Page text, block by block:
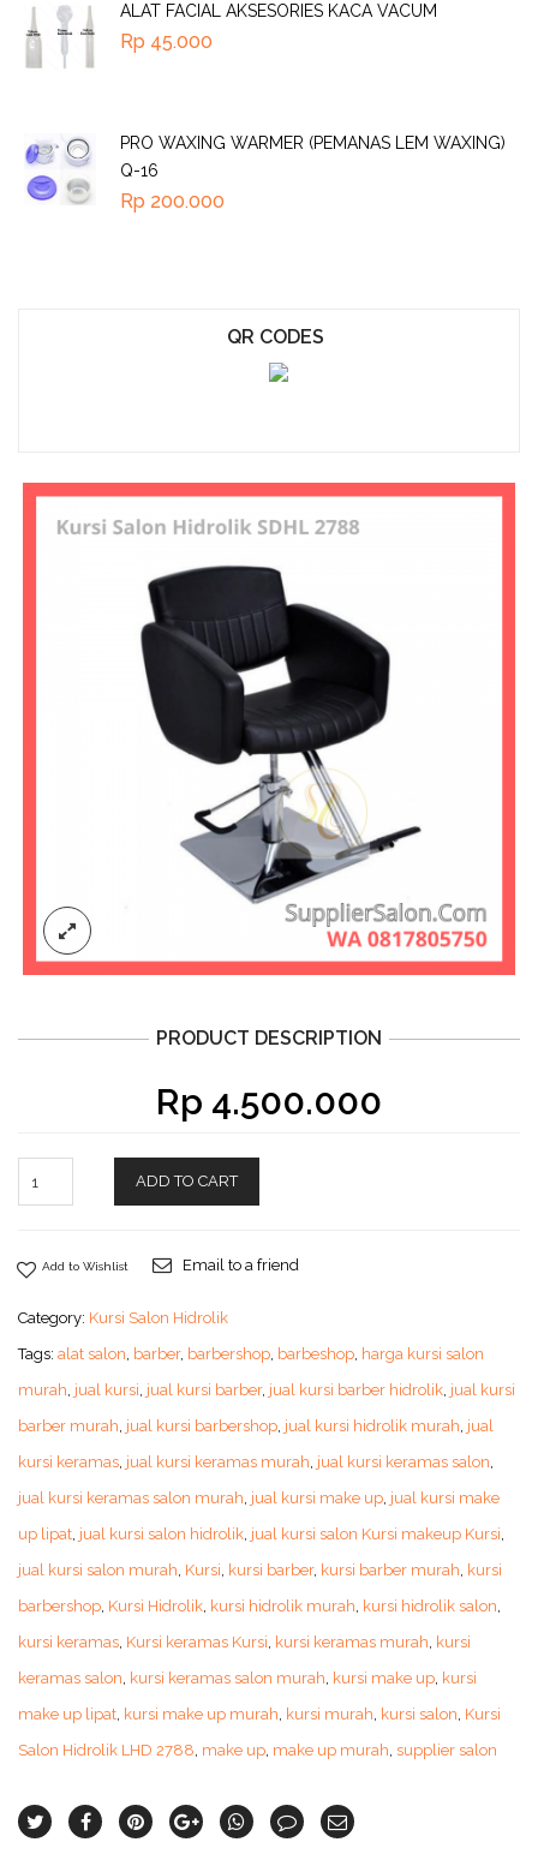
PRODUCT DESCRIPTION
Rp 4.500.000
ADD TO CART
Add to Wishlist Email to a friend
Category: Kursi Salon Hidrolik
Tags: alat salon, barber, barbershop, barbeshop, harga kursi salon
murah, jual kursi, jual kursi barber, jual kursi barber hidrolik, jual kursi
barber murah, jual kursi barbershop, jual kursi hidrolik murah, jual
kursi keramas, jual kursi keramas murah, jual kursi keramas salon,
jual kursi keramas salon murah, jual kursi make up, jual kursi make
up lipat, jual kursi salon hidrolik, jual kursi salon Kursi makeup Kursi,
jual kursi salon murah, Kursi, kursi barber, kursi barber murah, kursi
barbershop, Kursi Hidrolik, kursi hidrolik murah, kursi hidrolik salon,
kursi keramas, Kursi keramas Kursi, kursi keramas murah, kursi
keramas salon, kursi keramas salon murah, kursi make up, kursi
make up lipat, kursi make up murah, kursi murah, kursi salon, Kursi
Salon Hidrolik LHD 2788, make up, make up murah, supplier salon
ALAT FACIAL AKSESORIES KACA VACUM
Rp 45.000
PRO WAXING WARMER (PEMANAS LEM WAXING)
Q-16
Rp 200.000
QR CODES